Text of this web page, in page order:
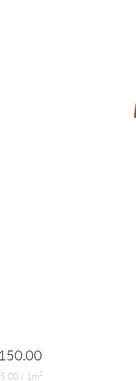
Precio
/ 1m²